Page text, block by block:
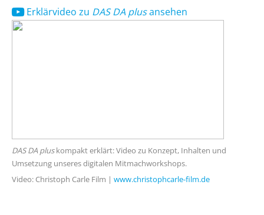
Erklärvideo zu DAS DA plusansehen
DAS DA pluskompakt erklärt: Video zu Konzept, Inhalten und
Umsetzung unseres digitalen Mitmachworkshops.
Video: Christoph Carle Film | www.christophcarle-film.de